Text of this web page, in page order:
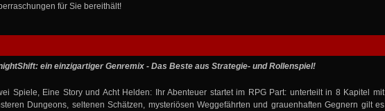
für Sie bereithält!
ein einzigartiger Genremix - Das Beste aus Strategie- und Rollenspiel!
Spiele, Eine Story und Acht Helden: Ihr Abenteuer startet im RPG Part: unterteilt in 8 Kapitel mit
Dungeons, seltenen Schätzen, mysteriösen Weggefährten und grauenhaften Gegnern gilt es